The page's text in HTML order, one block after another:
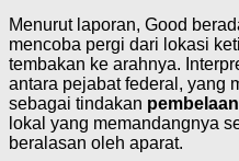
Menurut laporan, Good
mencoba pergi dari lokasi
tembakan ke arahnya.
antara pejabat federal, yang
sebagai tindakan
lokal yang memandangnya
beralasan oleh aparat.